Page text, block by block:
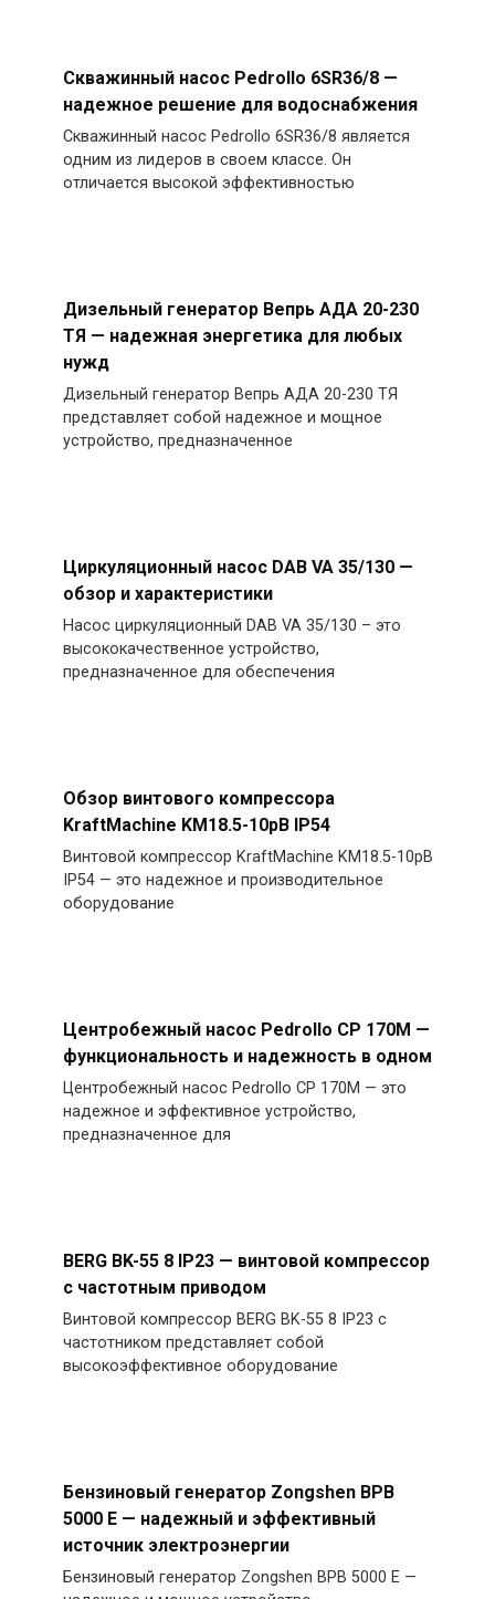
Скважинный насос Pedrollo 6SR36/8 —
надежное решение для водоснабжения
Скважинный насос Pedrollo 6SR36/8 является
одним из лидеров в своем классе. Он
отличается высокой эффективностью
Дизельный генератор Вепрь АДА 20-230
ТЯ — надежная энергетика для любых
нужд
Дизельный генератор Вепрь АДА 20-230 ТЯ
представляет собой надежное и мощное
устройство, предназначенное
Циркуляционный насос DAB VA 35/130 —
обзор и характеристики
Насос циркуляционный DAB VA 35/130 – это
высококачественное устройство,
предназначенное для обеспечения
Обзор винтового компрессора
KraftMachine KM18.5-10рВ IP54
Винтовой компрессор KraftMachine KM18.5-10рВ
IP54 — это надежное и производительное
оборудование
Центробежный насос Pedrollo CP 170M —
функциональность и надежность в одном
Центробежный насос Pedrollo CP 170M — это
надежное и эффективное устройство,
предназначенное для
BERG BK-55 8 IP23 — винтовой компрессор
с частотным приводом
Винтовой компрессор BERG BK-55 8 IP23 с
частотником представляет собой
высокоэффективное оборудование
Бензиновый генератор Zongshen BPB
5000 E — надежный и эффективный
источник электроэнергии
Бензиновый генератор Zongshen BPB 5000 E —